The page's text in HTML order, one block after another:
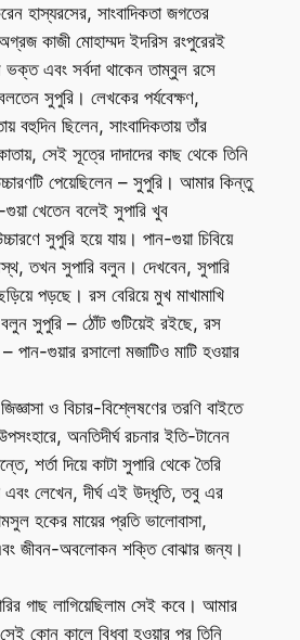
হাস্যরসের, সাংবাদিকতা জগতের
কাজী মোহাম্মদ ইদরিস রংপুরেরই
ভক্ত এবং সর্বদা থাকেন তাম্বুল রসে
সুপুরি। লেখকের পর্যবেক্ষণ,
বহুদিন ছিলেন, সাংবাদিকতায় তাঁর
সেই সূত্রে দাদাদের কাছ থেকে তিনি
পেয়েছিলেন – সুপুরি। আমার কিন্তু
গুয়া খেতেন বলেই সুপারি খুব
সুপুরি হয়ে যায়। পান-গুয়া চিবিয়ে
তখন সুপারি বলুন। দেখবেন, সুপারি
পড়ছে। রস বেরিয়ে মুখ মাখামাখি
সুপুরি – ঠোঁট গুটিয়েই রইছে, রস
গুয়ার রসালো মজাটিও মাটি হওয়ার
ও বিচার-বিশ্লেষণের তরণি বাইতে
অনতিদীর্ঘ রচনার ইতি-টানেন
শর্তা দিয়ে কাটা সুপারি থেকে তৈরি
এবং লেখেন, দীর্ঘ এই উদ্ধৃতি, তবু এর
হকের মায়ের প্রতি ভালোবাসা,
জীবন-অবলোকন শক্তি বোঝার জন্য।
গাছ লাগিয়েছিলাম সেই কবে। আমার
কোন কালে বিধবা হওয়ার পর তিনি